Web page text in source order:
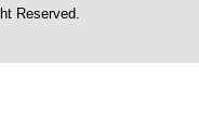
Reserved.